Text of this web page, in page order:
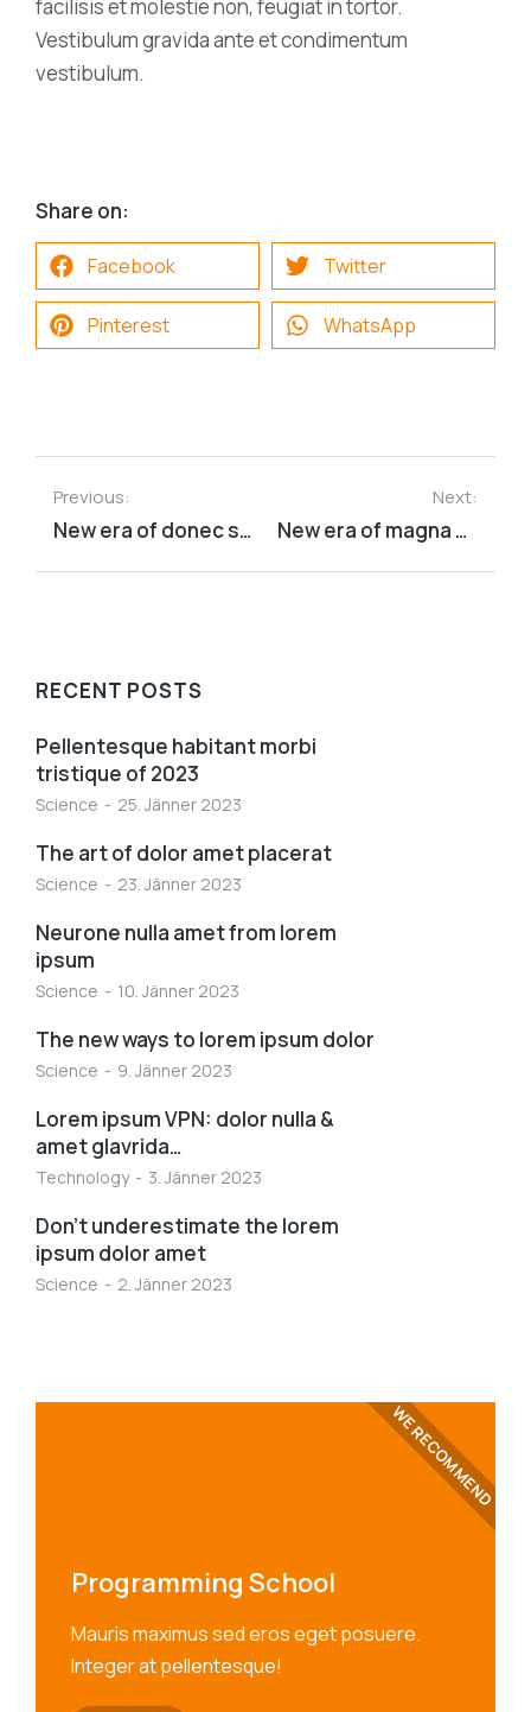
facilisis et molestie non, feugiat in tortor.
Vestibulum gravida ante et condimentum
vestibulum.
Share on:
Facebook Twitter
Pinterest WhatsApp
Previous:
New era of donec sit amet sodales ipsum fermentum
Next:
New era of magna sapien ristique senectus dolor
RECENT POSTS
Pellentesque habitant morbi
tristique of 2023
Science 25. Jänner 2023
The art of dolor amet placerat
Science 23. Jänner 2023
Neurone nulla amet from lorem
ipsum
Science 10. Jänner 2023
The new ways to lorem ipsum dolor
Science 9. Jänner 2023
Lorem ipsum VPN: dolor nulla &
amet glavrida…
Technology 3. Jänner 2023
Don’t underestimate the lorem
ipsum dolor amet
Science 2. Jänner 2023
Programming School
Mauris maximus sed eros eget posuere.
Integer at pellentesque!
WE RECOMMEND